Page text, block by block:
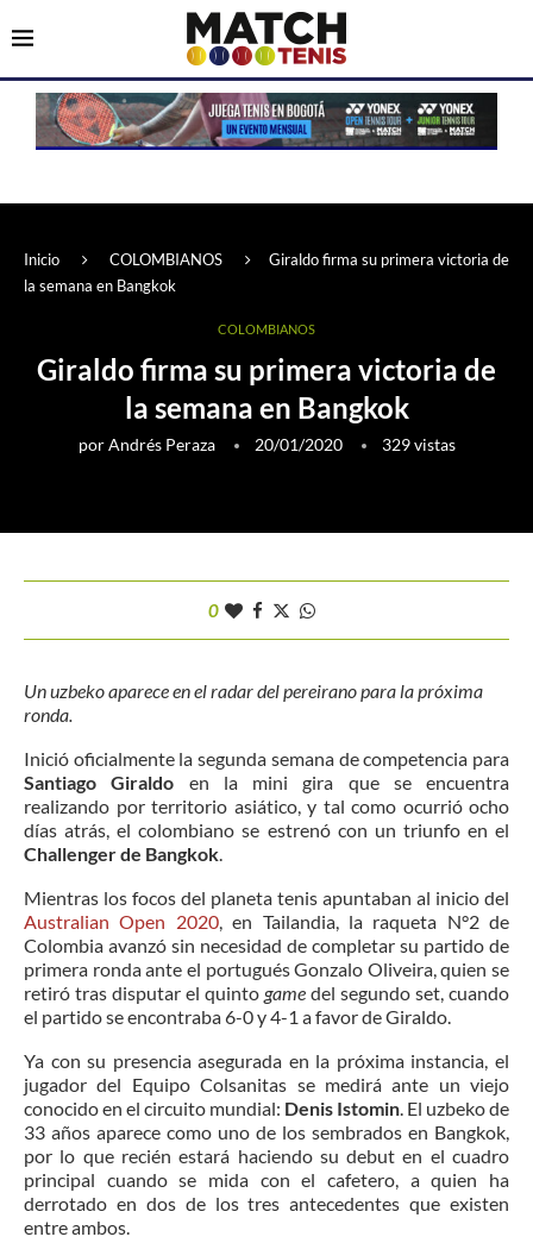
Inicio COLOMBIANOS
Giraldo firma su primera victoria de
la semana en Bangkok
COLOMBIANOS
Giraldo firma su primera victoria de
la semana en Bangkok
porAndrés Peraza 20/01/2020 329vistas
0
Un uzbeko aparece en el radar del pereirano para la próxima
ronda.
Inició oficialmente la segunda semana de competencia para
Santiago Giraldo en la mini gira que se encuentra
realizando por territorio asiático, y tal como ocurrió ocho
días atrás, el colombiano se estrenó con un triunfo en el
Challenger de Bangkok.
Mientras los focos del planeta tenis apuntaban al inicio del
Australian Open 2020, en Tailandia, la raqueta N°2 de
Colombia avanzó sin necesidad de completar su partido de
primera ronda ante el portugués Gonzalo Oliveira, quien se
retiró tras disputar el quinto game del segundo set, cuando
el partido se encontraba 6-0 y 4-1 a favor de Giraldo.
Ya con su presencia asegurada en la próxima instancia, el
jugador del Equipo Colsanitas se medirá ante un viejo
conocido en el circuito mundial: Denis Istomin. El uzbeko de
33 años aparece como uno de los sembrados en Bangkok,
por lo que recién estará haciendo su debut en el cuadro
principal cuando se mida con el cafetero, a quien ha
derrotado en dos de los tres antecedentes que existen
entre ambos.